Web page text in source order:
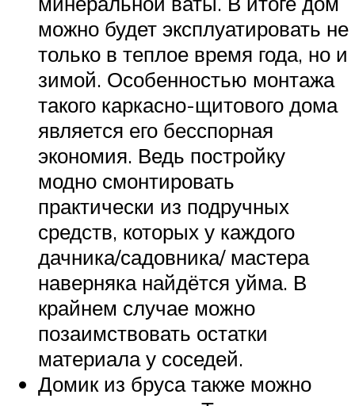
можно будет эксплуатировать не
только в теплое время года, но и
зимой. Особенностью монтажа
такого каркасно-щитового дома
является его бесспорная
экономия. Ведь постройку
модно смонтировать
практически из подручных
средств, которых у каждого
дачника/садовника/ мастера
наверняка найдётся уйма. В
крайнем случае можно
позаимствовать остатки
материала у соседей.
Домик из бруса также можно